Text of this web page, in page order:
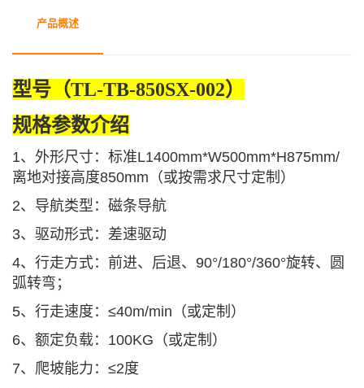
产品概述
型号（TL-TB-850SX-002）
规格参数介绍
1、外形尺寸：标准L1400mm*W500mm*H875mm/
离地对接高度850mm（或按需求尺寸定制）
2、导航类型：磁条导航
3、驱动形式：差速驱动
4、行走方式：前进、后退、90°/180°/360°旋转、圆
弧转弯；
5、行走速度：≤40m/min（或定制）
6、额定负载：100KG（或定制）
7、爬坡能力：≤2度